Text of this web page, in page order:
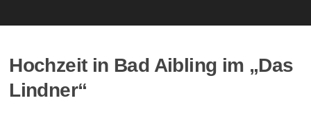
Hochzeit in Bad Aibling im „Das
Lindner“